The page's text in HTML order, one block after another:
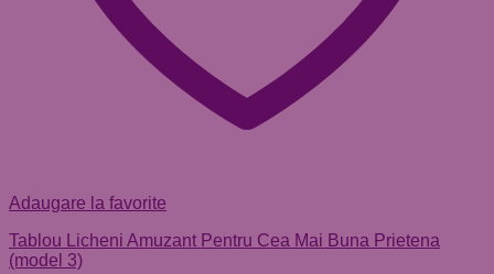
Adaugare la favorite
Tablou Licheni Amuzant Pentru Cea Mai Buna Prietena
(model 3)